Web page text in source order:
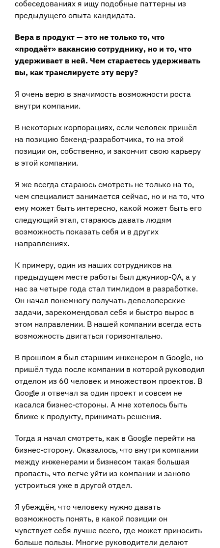
собеседованиях я ищу подобные паттерны из
предыдущего опыта кандидата.
Вера в продукт — это не только то, что
«продаёт» вакансию сотруднику, но и то, что
удерживает в ней. Чем стараетесь удерживать
вы, как транслируете эту веру?
Я очень верю в значимость возможности роста
внутри компании.
В некоторых корпорациях, если человек пришёл
на позицию бэкенд-разработчика, то на этой
позиции он, собственно, и закончит свою карьеру
в этой компании.
Я же всегда стараюсь смотреть не только на то,
чем специалист занимается сейчас, но и на то, что
ему может быть интересно, какой может быть его
следующий этап, стараюсь давать людям
возможность показать себя и в других
направлениях.
К примеру, один из наших сотрудников на
предыдущем месте работы был джуниор-QA, а у
нас за четыре года стал тимлидом в разработке.
Он начал понемногу получать девелоперские
задачи, зарекомендовал себя и быстро вырос в
этом направлении. В нашей компании всегда есть
возможность двигаться горизонтально.
В прошлом я был старшим инженером в Google, но
пришёл туда после компании в которой руководил
отделом из 60 человек и множеством проектов. В
Google я отвечал за один проект и совсем не
касался бизнес-стороны. А мне хотелось быть
ближе к продукту, принимать решения.
Тогда я начал смотреть, как в Google перейти на
бизнес-сторону. Оказалось, что внутри компании
между инженерами и бизнесом такая большая
пропасть, что легче уйти из компании и заново
устроиться уже в другой отдел.
Я убеждён, что человеку нужно давать
возможность понять, в какой позиции он
чувствует себя лучше всего, где может приносить
больше пользы. Многие руководители делают